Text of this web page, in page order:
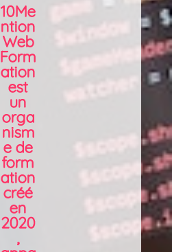
10Me
ntion
Web
Form
ation
est
un
orga
nism
e de
form
ation
créé
en
2020
,